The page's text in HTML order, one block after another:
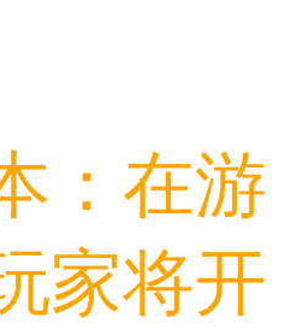
：在游
家将开